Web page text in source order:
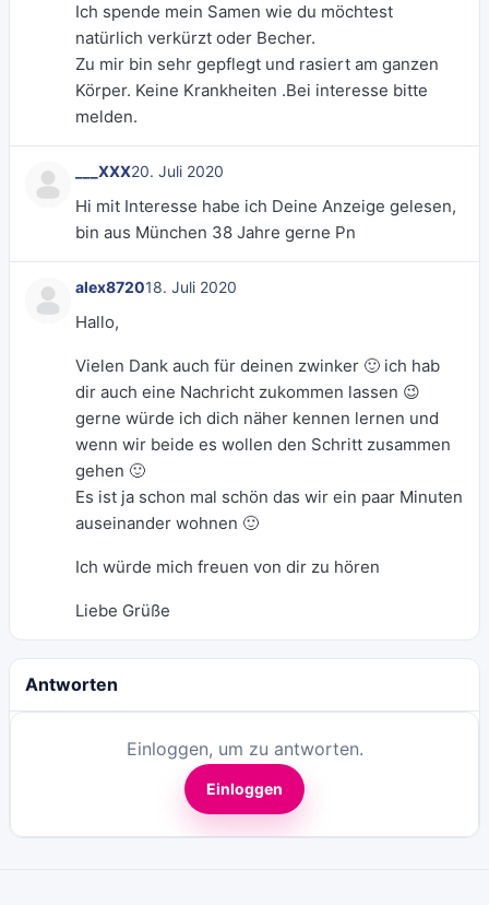
Ich spende mein Samen wie du möchtest
natürlich verkürzt oder Becher.
Zu mir bin sehr gepflegt und rasiert am ganzen
Körper. Keine Krankheiten .Bei interesse bitte
melden.
___XXX20. Juli 2020
Hi mit Interesse habe ich Deine Anzeige gelesen,
bin aus München 38 Jahre gerne Pn
alex872018. Juli 2020
Hallo,
Vielen Dank auch für deinen zwinker 🙂 ich hab
dir auch eine Nachricht zukommen lassen 😉
gerne würde ich dich näher kennen lernen und
wenn wir beide es wollen den Schritt zusammen
gehen 🙂
Es ist ja schon mal schön das wir ein paar Minuten
auseinander wohnen 🙂
Ich würde mich freuen von dir zu hören
Liebe Grüße
Antworten
Einloggen, um zu antworten.
Einloggen